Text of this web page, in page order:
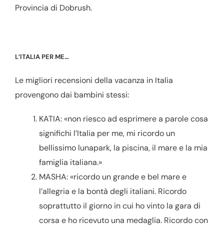
Provincia di Dobrush.
L’ITALIA PER ME…
Le migliori recensioni della vacanza in Italia
provengono dai bambini stessi:
KATIA: «non riesco ad esprimere a parole cosa
significhi l’Italia per me, mi ricordo un
bellissimo lunapark, la piscina, il mare e la mia
famiglia italiana.»
MASHA: «ricordo un grande e bel mare e
l’allegria e la bontà degli italiani. Ricordo
soprattutto il giorno in cui ho vinto la gara di
corsa e ho ricevuto una medaglia. Ricordo con